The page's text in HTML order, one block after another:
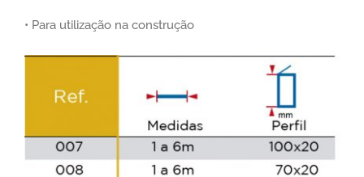
• Para utilização na construção